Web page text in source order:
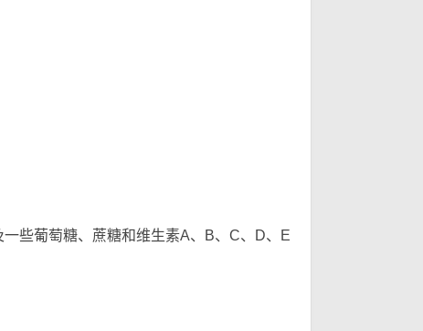
些葡萄糖、蔗糖和维生素A、B、C、D、E